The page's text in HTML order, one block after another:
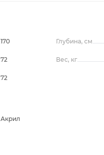
170
72
72
Глубина, см
Вес, кг
Акрил